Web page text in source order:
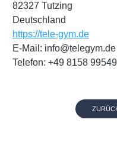
82327 Tutzing
Deutschland
https://tele-gym.de
E-Mail: info@telegym.de
Telefon: +49 8158